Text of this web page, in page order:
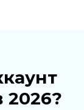
2026?